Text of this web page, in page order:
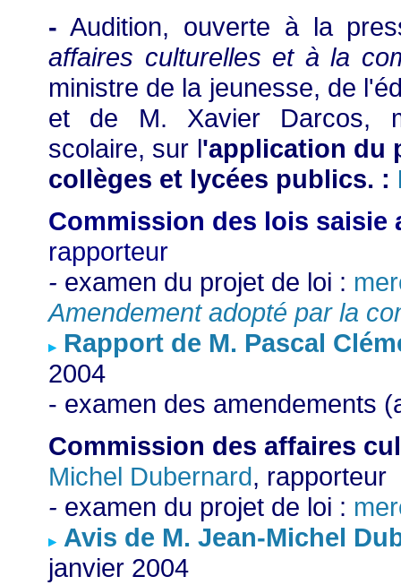
- Audition, ouverte à la
affaires culturelles et à la
ministre de la jeunesse, de
et de M. Xavier Darcos,
scolaire, sur l'application du
collèges et lycées publics. :
Commission des lois
rapporteur
- examen du projet de loi :
Amendement adopté par la
Rapport de M. Pascal
2004
- examen des amendements
Commission des affaires
Michel Dubernard, rapporteur
- examen du projet de loi :
Avis de M. Jean-Michel
janvier 2004